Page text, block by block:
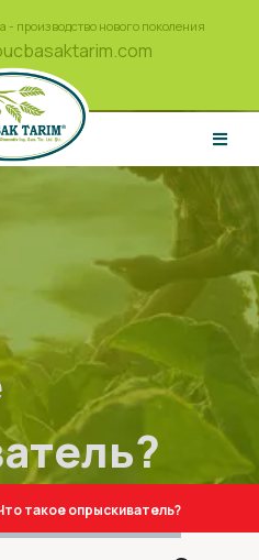
- производство нового поколения
такое опрыскиватель?